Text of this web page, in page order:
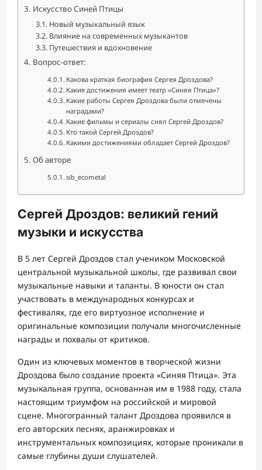
Искусство Синей Птицы
Новый музыкальный язык
Влияние на современных музыкантов
Путешествия и вдохновение
Вопрос-ответ:
Какова краткая биография Сергея Дроздова?
Какие достижения имеет театр «Синяя Птица»?
Какие работы Сергея Дроздова были отмечены
наградами?
Какие фильмы и сериалы снял Сергей Дроздов?
Кто такой Сергей Дроздов?
Какими достижениями обладает Сергей Дроздов?
Об авторе
sib_ecometal
Сергей Дроздов: великий гений
музыки и искусства
В 5 лет Сергей Дроздов стал учеником Московской
центральной музыкальной школы, где развивал свои
музыкальные навыки и таланты. В юности он стал
участвовать в международных конкурсах и
фестивалях, где его виртуозное исполнение и
оригинальные композиции получали многочисленные
награды и похвалы от критиков.
Один из ключевых моментов в творческой жизни
Дроздова было создание проекта «Синяя Птица». Эта
музыкальная группа, основанная им в 1988 году, стала
настоящим триумфом на российской и мировой
сцене. Многогранный талант Дроздова проявился в
его авторских песнях, аранжировках и
инструментальных композициях, которые проникали в
самые глубины души слушателей.